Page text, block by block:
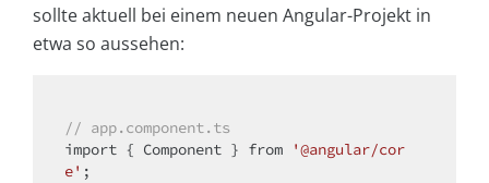
sollte aktuell bei einem neuen Angular-Projekt in
etwa so aussehen:
// app.component.ts
import { Component } from
'@angular/cor
e' ;